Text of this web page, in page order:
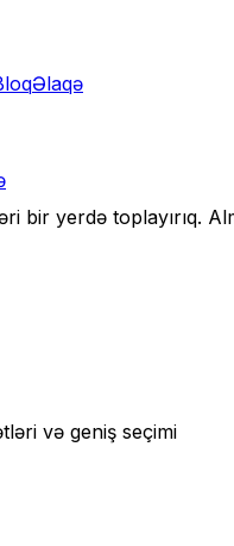
Əlaqə
bir yerdə toplayırıq.
və geniş seçimi